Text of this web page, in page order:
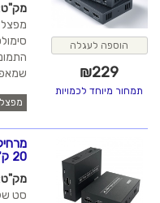
מק"ט:
HDSP04V15
סימולטנית ממקור שידור אחד
התמונה. במפצל יש אקווליזר
שמאפשרים לחבר כבלים ארוכים...
מק"ט:
HDEX-OPT3